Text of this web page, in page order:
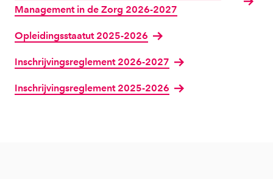
Management in de Zorg 2026-2027
Opleidingsstaatut 2025-2026
Inschrijvingsreglement 2026-2027
Inschrijvingsreglement 2025-2026